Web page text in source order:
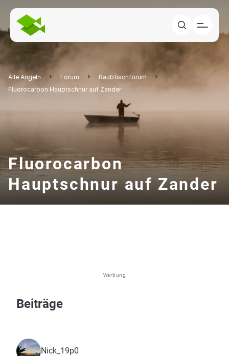
Alle Angeln Forum
Raubfischforum
Fluorocarbon Hauptschnur auf Zander
Fluorocarbon
Hauptschnur auf Zander
Werbung
Beiträge
Nick_19p0